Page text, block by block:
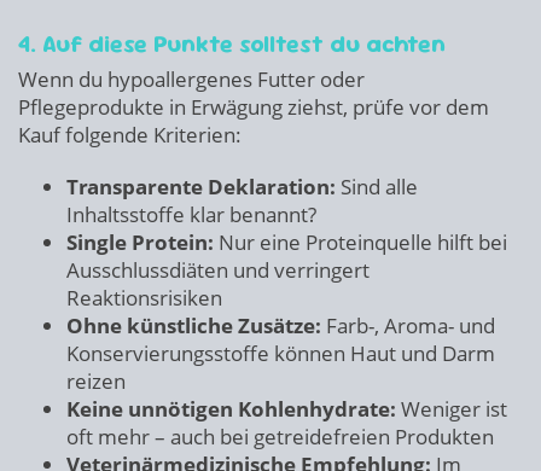
4. Auf diese Punkte solltest du achten
Wenn du hypoallergenes Futter oder
Pflegeprodukte in Erwägung ziehst, prüfe vor dem
Kauf folgende Kriterien:
Transparente Deklaration: Sind alle
Inhaltsstoffe klar benannt?
Single Protein: Nur eine Proteinquelle hilft bei
Ausschlussdiäten und verringert
Reaktionsrisiken
Ohne künstliche Zusätze: Farb-, Aroma- und
Konservierungsstoffe können Haut und Darm
reizen
Keine unnötigen Kohlenhydrate: Weniger ist
oft mehr – auch bei getreidefreien Produkten
Veterinärmedizinische Empfehlung: Im